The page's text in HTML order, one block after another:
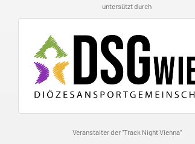
untersützt durch
Veranstalter der "Track Night Vienna"